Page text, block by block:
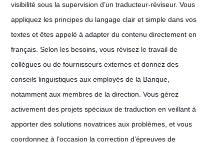
visibilité sous la supervision d’un traducteur-réviseur. Vous
appliquez les principes du langage clair et simple dans vos
textes et êtes appelé à adapter du contenu directement en
français. Selon les besoins, vous révisez le travail de
collègues ou de fournisseurs externes et donnez des
conseils linguistiques aux employés de la Banque,
notamment aux membres de la direction. Vous gérez
activement des projets spéciaux de traduction en veillant à
apporter des solutions novatrices aux problèmes, et vous
coordonnez à l’occasion la correction d’épreuves de